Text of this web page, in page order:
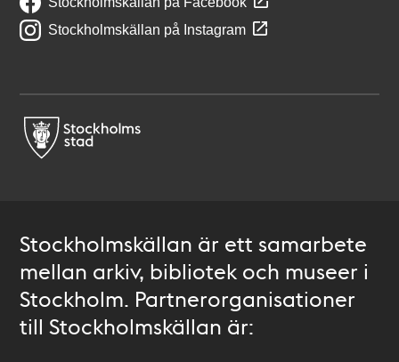
Stockholmskällan på Instagram
Stockholmskällan är ett samarbete
mellan arkiv, bibliotek och museer i
Stockholm. Partnerorganisationer
till Stockholmskällan är: